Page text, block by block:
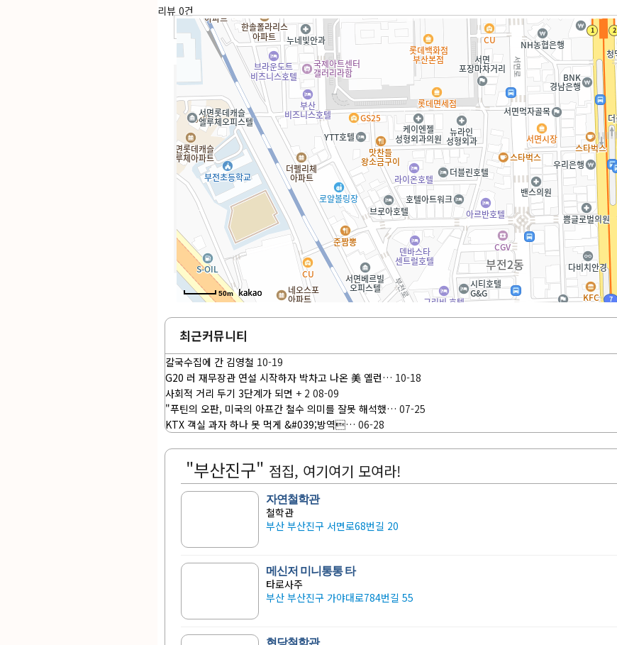
리뷰 0건
50m
길찾기
이용방법안내
1. 위치나 원하는 분야를 선택하고 원하는 선생님을 지정하세요.
2. 선생님 상세정보와 리뷰 위치 등을 확인해주세요.
3. 예약상담문의를 통해 예약해주세요.
4. 선생님과 날짜와 시간을 협의 후 상담을 진행하면 됩니다.
유의사항
예약 문의는 무료이나, 점집에 따라 상담 비용이 발생할 수 있습니다.
예약 확인 전화를 통해 확인해주세요.
최근커뮤니티
칼국수집에 간 김영철 10-19
G20 러 재무장관 연설 시작하자 박차고 나온 美 옐런… 10-18
사회적 거리 두기 3단계가 되면 + 2 08-09
"푸틴의 오판, 미국의 아프간 철수 의미를 잘못 해석했… 07-25
KTX 객실 과자 하나 못 먹게 &#039;방역… 06-28
"부산진구" 점집, 여기여기 모여라!
자연철학관
철학관
부산 부산진구 서면로68번길 20
메신저 미니통통 타
타로사주
부산 부산진구 가야대로784번길 55
현당철학관